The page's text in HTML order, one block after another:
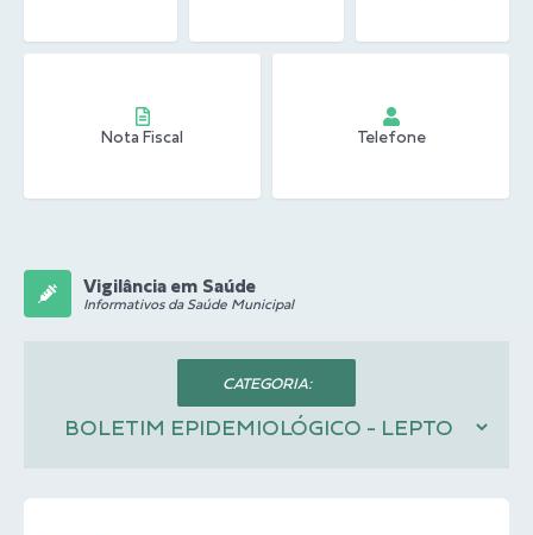
Nota Fiscal Telefone
Vigilância em Saúde
Informativos da Saúde Municipal
CATEGORIA: